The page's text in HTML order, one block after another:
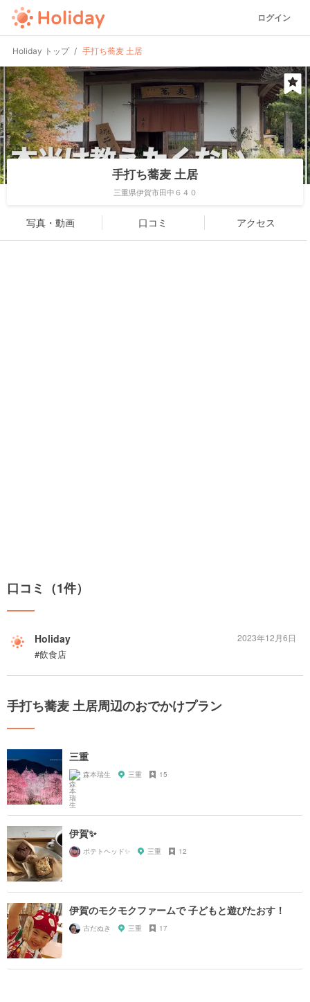
ログイン
Holiday トップ 手打ち蕎麦 土居
手打ち蕎麦 土居
三重県伊賀市田中６４０
写真・動画 口コミ アクセス
口コミ（1件）
Holiday
#飲食店
2023年12月6日
手打ち蕎麦 土居周辺のおでかけプラン
三重
森本瑞生 三重 15
伊賀✨
ポテトヘッド✨ 三重 12
伊賀のモクモクファームで 子どもと遊びたおす！
古だぬき 三重 17